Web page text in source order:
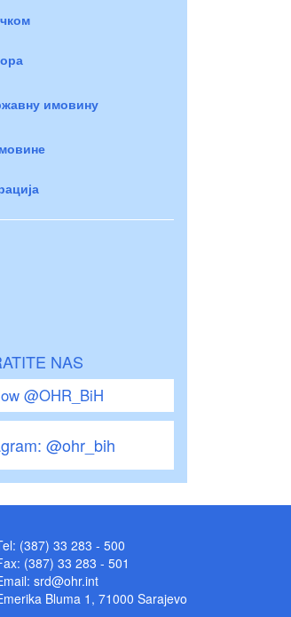
имовину
NAS
@OHR_BiH
@ohr_bih
(387) 33 283 - 500
(387) 33 283 - 501
srd@ohr.int
Bluma 1, 71000 Sarajevo